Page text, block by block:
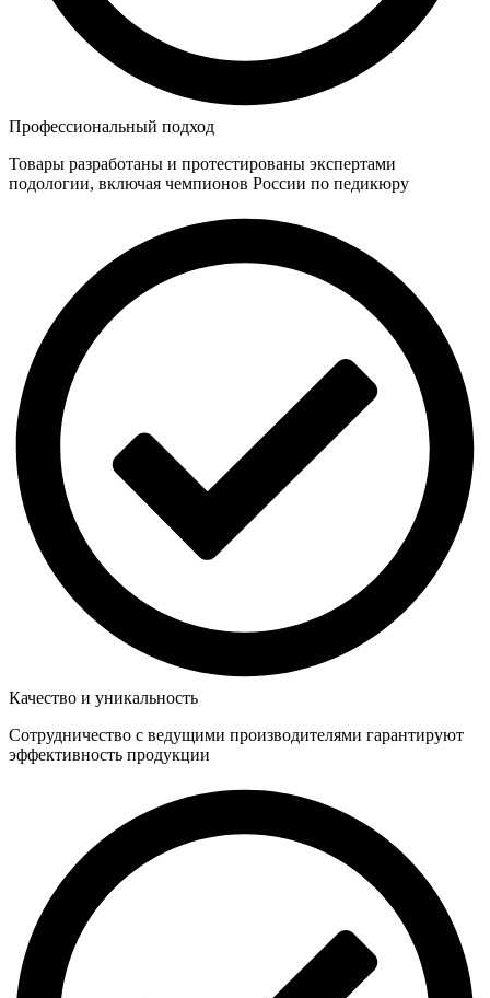
Профессиональный подход
Товары разработаны и протестированы экспертами
подологии, включая чемпионов России по педикюру
Качество и уникальность
Сотрудничество с ведущими производителями гарантируют
эффективность продукции